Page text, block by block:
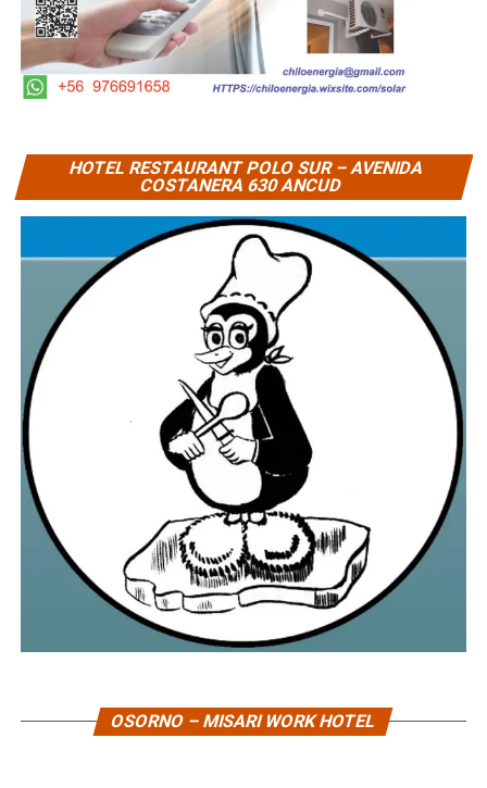
HOTEL RESTAURANT POLO SUR – AVENIDA
COSTANERA 630 ANCUD
OSORNO – MISARI WORK HOTEL